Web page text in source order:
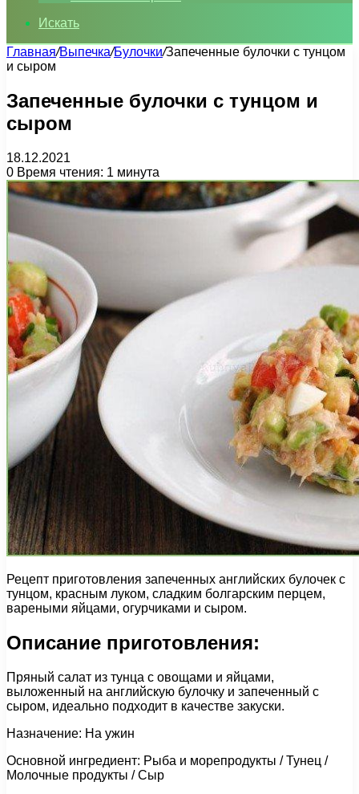
Искать
Главная/Выпечка/Булочки/Запеченные булочки с тунцом
и сыром
Запеченные булочки с тунцом и
сыром
18.12.2021
0 Время чтения: 1 минута
Рецепт приготовления запеченных английских булочек с
тунцом, красным луком, сладким болгарским перцем,
вареными яйцами, огурчиками и сыром.
Описание приготовления:
Пряный салат из тунца с овощами и яйцами,
выложенный на английскую булочку и запеченный с
сыром, идеально подходит в качестве закуски.
Назначение: На ужин
Основной ингредиент: Рыба и морепродукты / Тунец /
Молочные продукты / Сыр